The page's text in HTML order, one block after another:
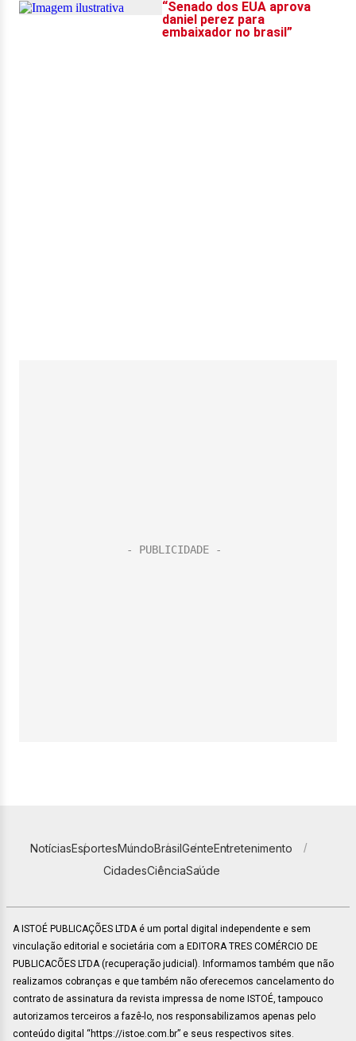
NotíciasEsportesMundoBrasilGenteEntretenimento
CidadesCiênciaSaúde
A ISTOÉ PUBLICAÇÕES LTDA é um portal digital independente e sem
vinculação editorial e societária com a EDITORA TRES COMÉRCIO DE
PUBLICACÕES LTDA (recuperação judicial). Informamos também que não
realizamos cobranças e que também não oferecemos cancelamento do
contrato de assinatura da revista impressa de nome ISTOÉ, tampouco
autorizamos terceiros a fazê-lo, nos responsabilizamos apenas pelo
conteúdo digital “https://istoe.com.br” e seus respectivos sites.